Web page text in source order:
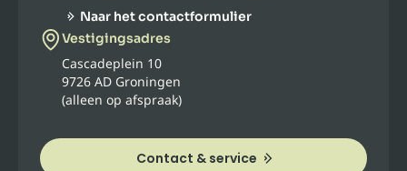
Naar het contactformulier
Vestigingsadres
Cascadeplein 10
9726 AD Groningen
(alleen op afspraak)
Contact & service